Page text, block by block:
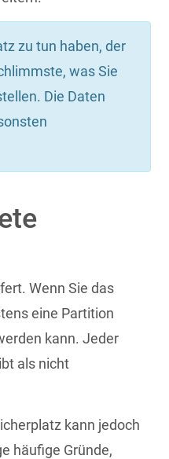
zu tun haben, der
was Sie
Die Daten
Wenn Sie das
eine Partition
kann. Jeder
als nicht
kann jedoch
häufige Gründe,